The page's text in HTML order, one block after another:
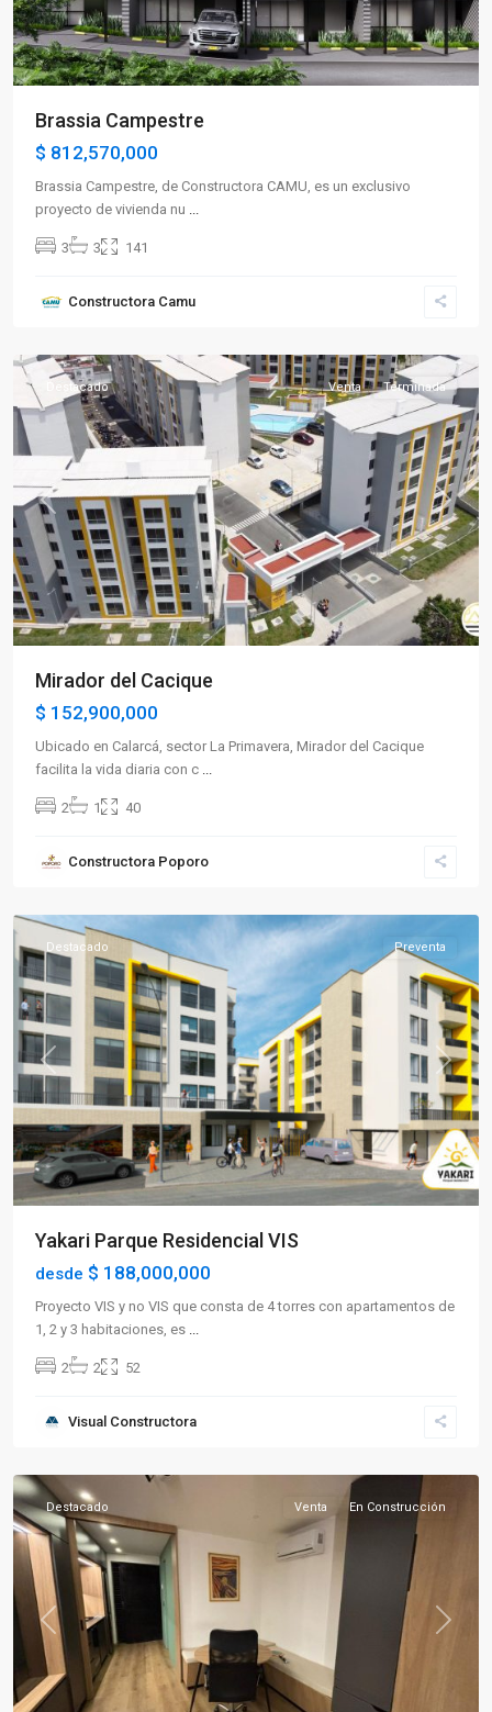
Brassia Campestre
$ 812,570,000
Brassia Campestre, de Constructora CAMU, es un exclusivo
proyecto de vivienda nu
3 3 141
Constructora Camu
Oriente,
Previous Next
Destacado Venta Terminada
Mirador del Cacique
$ 152,900,000
Ubicado en Calarcá, sector La Primavera, Mirador del Cacique
facilita la vida diaria con c
2 1 40
Constructora Poporo
Occidente,
Previous Next
Destacado Preventa
Yakari Parque Residencial VIS
desde $ 188,000,000
Proyecto VIS y no VIS que consta de 4 torres con apartamentos de
1, 2 y 3 habitaciones, es
2 2 52
Visual Constructora
Norte,
Previous Next
Destacado Venta En Construcción